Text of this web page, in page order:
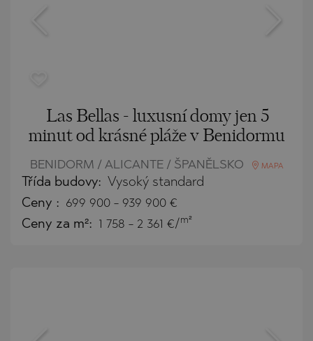
Las Bellas - luxusní domy jen 5
minut od krásné pláže v Benidormu
BENIDORM / ALICANTE / ŠPANĚLSKO MAPA
Třída budovy: Vysoký standard
Ceny : 699 900 - 939 900 €
Ceny za m²: 1 758 - 2 361 €/ m²